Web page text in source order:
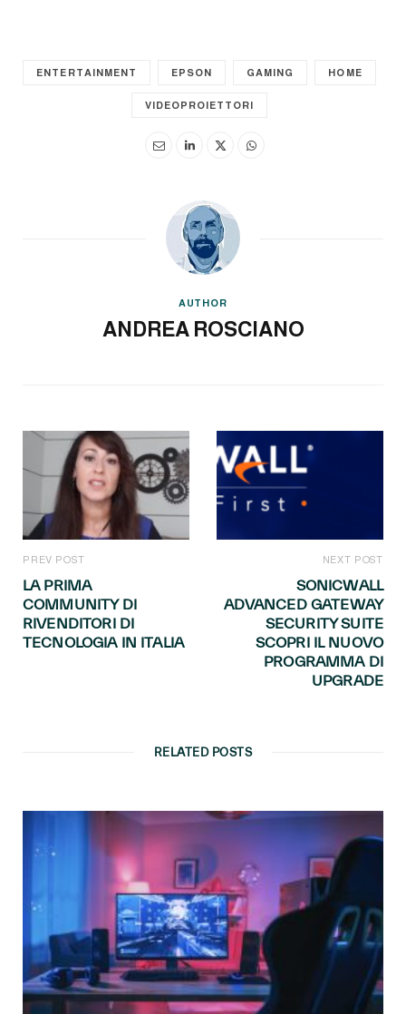
ENTERTAINMENT EPSON GAMING HOME
VIDEOPROIETTORI
AUTHOR
ANDREA ROSCIANO
PREV POST
LA PRIMA
COMMUNITY DI
RIVENDITORI DI
TECNOLOGIA IN ITALIA
NEXT POST
SONICWALL
ADVANCED GATEWAY
SECURITY SUITE
SCOPRI IL NUOVO
PROGRAMMA DI
UPGRADE
RELATED POSTS